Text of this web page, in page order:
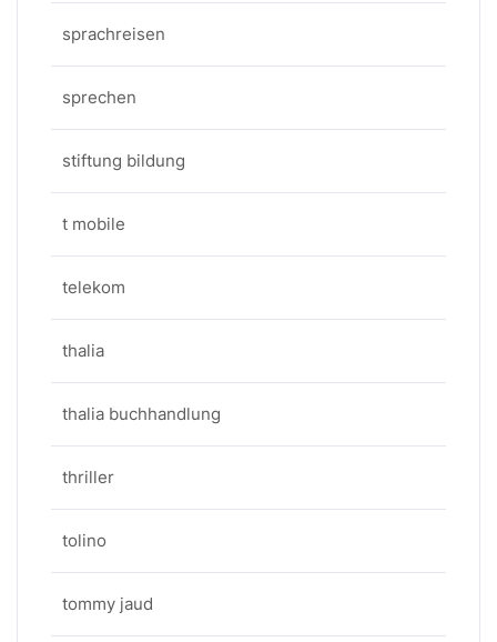
sprachreisen
sprechen
stiftung bildung
t mobile
telekom
thalia
thalia buchhandlung
thriller
tolino
tommy jaud